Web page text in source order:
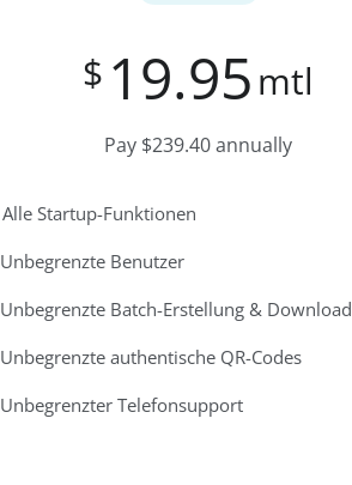
$ 19.95mtl
Pay $239.40 annually
Alle Startup-Funktionen
Unbegrenzte Benutzer
Unbegrenzte Batch-Erstellung & Download
Unbegrenzte authentische QR-Codes
Unbegrenzter Telefonsupport